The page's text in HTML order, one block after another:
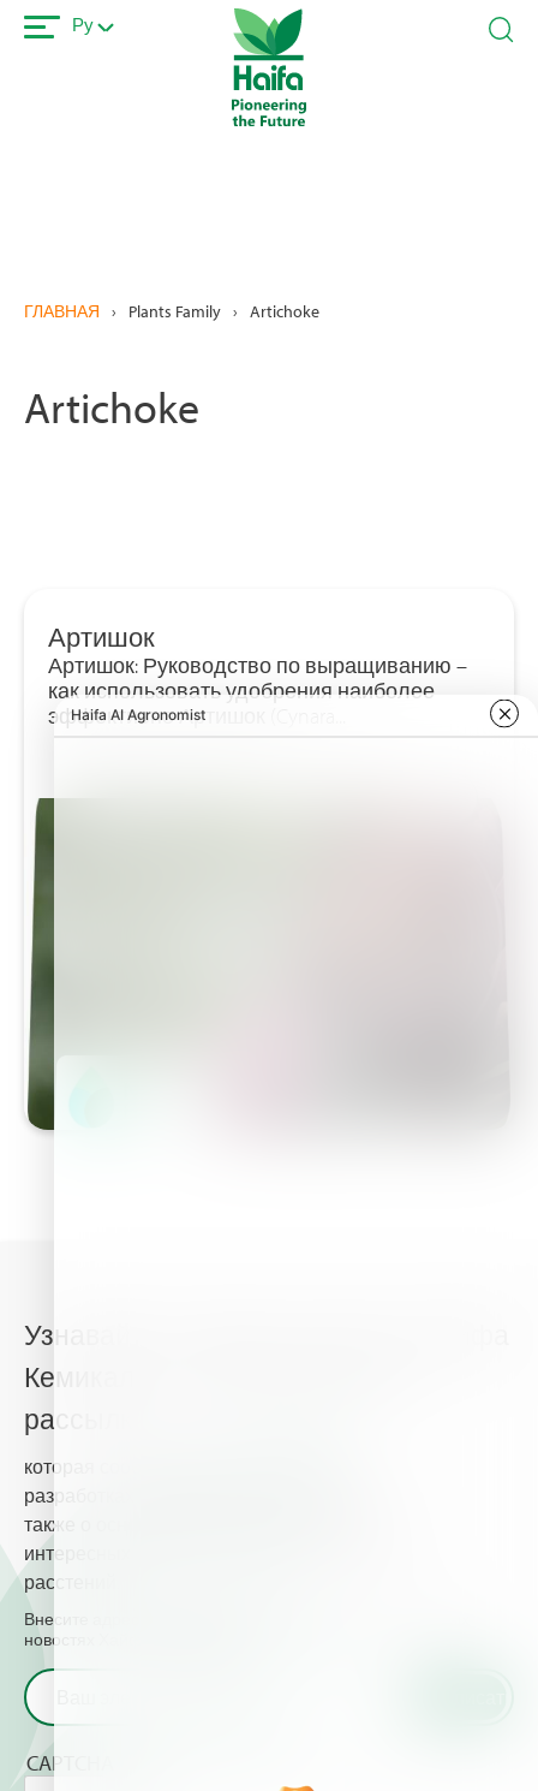
ПерейтиРу
ГЛАВНАЯ › Plants Family › Artichoke
Artichoke
Артишок
Артишок: Руководство по выращиванию –
как использовать удобрения наиболее
эффективно Артишок (Cynara...
Узнавайте о главных новостях Хайфа
Кемикалз из нашей новостной
рассылки
которая сообщит Вам о наших новых
разработках в сфере питания растений, а
также о основных новостях и событиях,
интересных для Вас и полезных для Ваших
расстений.
Внесите адрес электронной почты и узнавайте о главных
новостях Хайфа Кемикалз
CAPTCHA